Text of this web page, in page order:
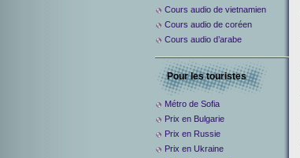
Cours audio de vietnamien
Cours audio de coréen
Cours audio d’arabe
Pour les touristes
Métro de Sofia
Prix en Bulgarie
Prix ​​en Russie
Prix en Ukraine